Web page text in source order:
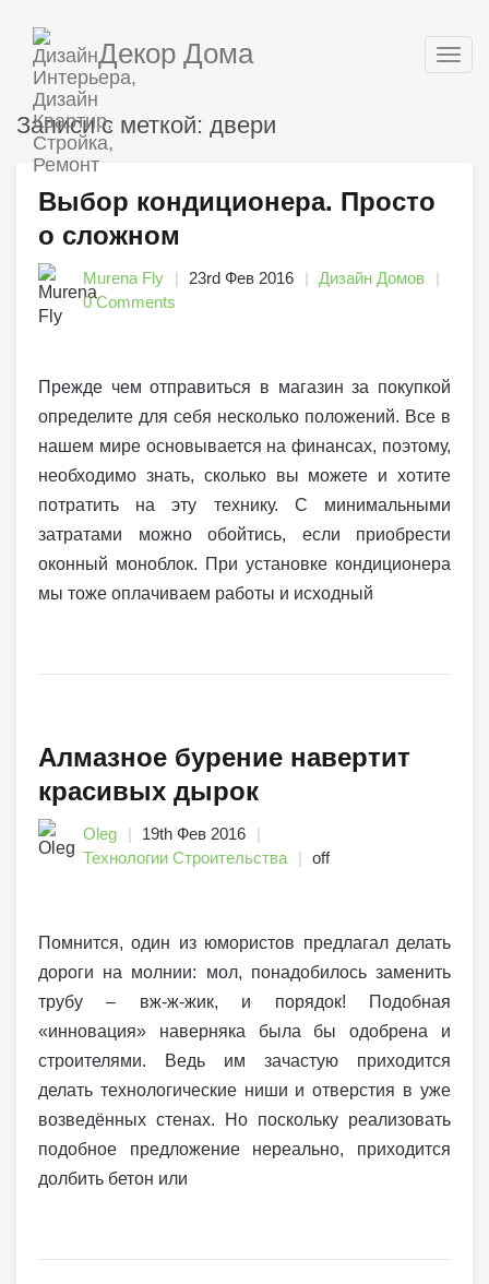
Декор Дома
Записи с меткой: двери
Выбор кондиционера. Просто
о сложном
Murena Fly 23rd Фев 2016
Дизайн Домов
0 Comments
Прежде чем отправиться в магазин за покупкой
определите для себя несколько положений. Все в
нашем мире основывается на финансах, поэтому,
необходимо знать, сколько вы можете и хотите
потратить на эту технику. С минимальными
затратами можно обойтись, если приобрести
оконный моноблок. При установке кондиционера
мы тоже оплачиваем работы и исходный
Алмазное бурение навертит
красивых дырок
Oleg
19th Фев 2016
Технологии Строительства
off
Помнится, один из юмористов предлагал делать
дороги на молнии: мол, понадобилось заменить
трубу – вж-ж-жик, и порядок! Подобная
«инновация» наверняка была бы одобрена и
строителями. Ведь им зачастую приходится
делать технологические ниши и отверстия в уже
возведённых стенах. Но поскольку реализовать
подобное предложение нереально, приходится
долбить бетон или